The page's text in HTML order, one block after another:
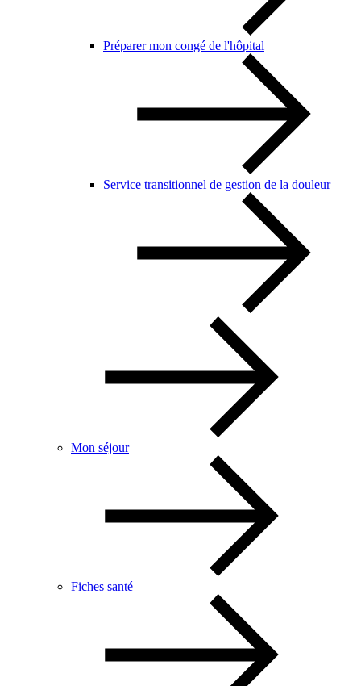
Préparer mon congé de l'hôpital
Service transitionnel de gestion de la douleur
Mon séjour
Fiches santé